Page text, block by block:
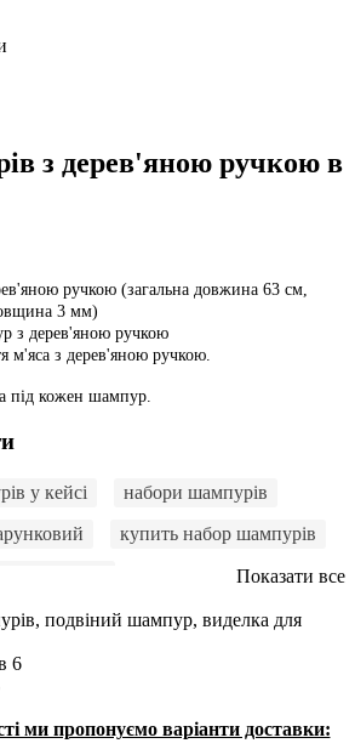
з дерев'яною ручкою в
ручкою (загальна довжина 63 см,
3 мм)
з дерев'яною ручкою
м'яса з дерев'яною ручкою.
під кожен шампур.
у кейсі
набори шампурів
купить набор шампурів
в Україні
у кейсі
Набір для барбекю
Показати все
подвіний шампур, виделка для
6
ми пропонуємо варіанти доставки: